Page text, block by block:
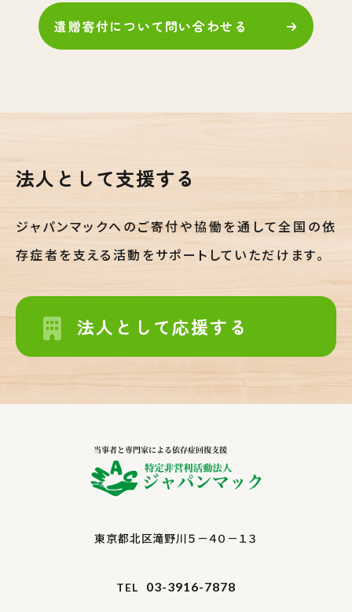
遺贈寄付について問い合わせる
法人として支援する
ジャパンマックへのご寄付や協働を通して全国の依
存症者を支える活動をサポートしていただけます。
法人として応援する
東京都北区滝野川５－４０－１３
TEL 03-3916-7878